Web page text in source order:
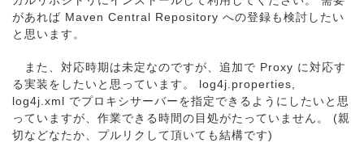
があれば Maven Central Repository への登録も検討したい
と思います。
また、対応時期は未定なのですが、追加で Proxy に対応す
る実装をしたいと思っています。 log4j.properties,
log4j.xml でプロキシサーバーを指定できるようにしたいと思
っていますが、作業できる時間の目処がたっていません。 (親
切などなたか、プルリクして頂いても結構です)